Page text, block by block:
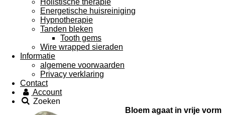
Holistische therapie
Energetische huisreiniging
Hypnotherapie
Tanden bleken
Tooth gems
Wire wrapped sieraden
Informatie
algemene voorwaarden
Privacy verklaring
Contact
Account
Zoeken
Bloem agaat in vrije vorm